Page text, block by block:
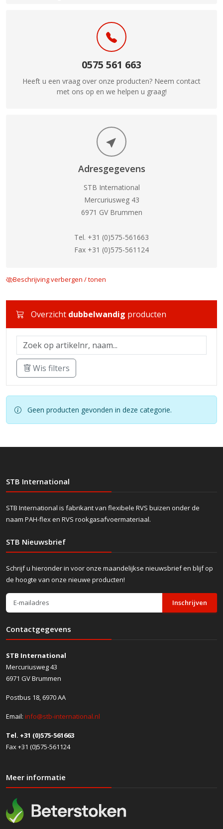
0575 561 663
Heeft u een vraag over onze producten? Neem contact
met ons op en we helpen u graag!
Adresgegevens
STB International
Mercuriusweg 43
6971 GV Brummen
Tel. +31 (0)575-561663
Fax +31 (0)575-561124
Beschrijving verbergen / tonen
Overzicht dubbelwandig producten
Wis filters
Geen producten gevonden in deze categorie.
STB International
STB International is fabrikant van flexibele RVS buizen onder de
naam PAH-flex en RVS rookgasafvoermateriaal.
STB Nieuwsbrief
Schrijf u hieronder in voor onze maandelijkse nieuwsbrief en blijf op
de hoogte van onze nieuwe producten!
Inschrijven
Contactgegevens
STB International
Mercuriusweg 43
6971 GV Brummen
Postbus 18, 6970 AA
Email: info@stb-international.nl
Tel. +31 (0)575-561663
Fax +31 (0)575-561124
Meer informatie